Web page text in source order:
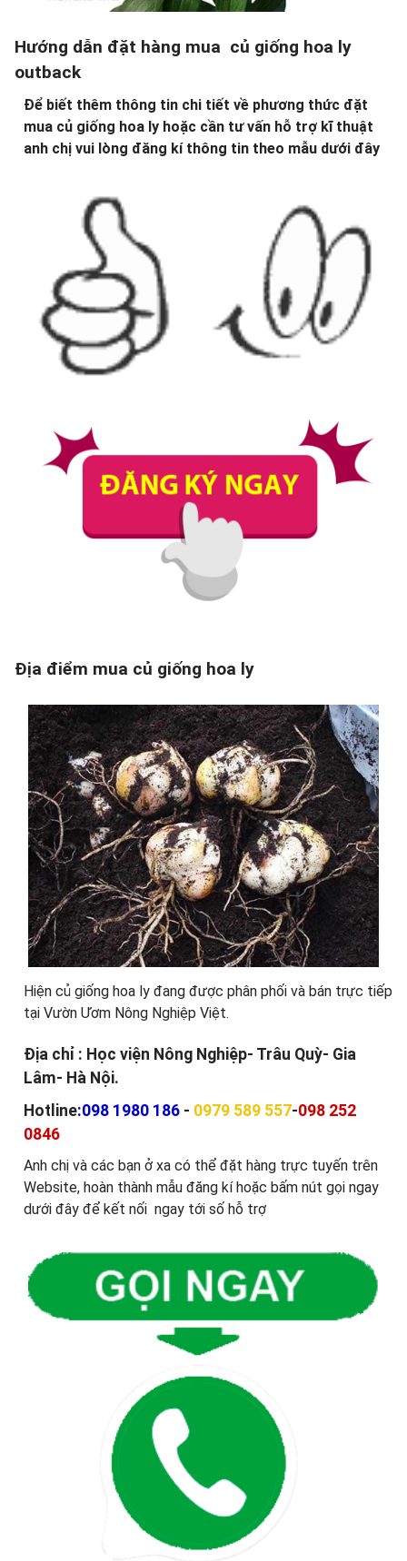
Hướng dẫn đặt hàng mua củ giống hoa ly
outback
Để biết thêm thông tin chi tiết về phương thức đặt
mua củ giống hoa ly hoặc cần tư vấn hỗ trợ kĩ thuật
anh chị vui lòng đăng kí thông tin theo mẫu dưới đây
Địa điểm mua củ giống hoa ly
Hiện củ giống hoa ly đang được phân phối và bán trực tiếp
tại Vườn Ươm Nông Nghiệp Việt.
Địa chỉ : Học viện Nông Nghiệp- Trâu Quỳ- Gia
Lâm- Hà Nội.
Hotline:098 1980 186 - 0979 589 557-098 252
0846
Anh chị và các bạn ở xa có thể đặt hàng trực tuyến trên
Website, hoàn thành mẫu đăng kí hoặc bấm nút gọi ngay
dưới đây để kết nối ngay tới số hỗ trợ